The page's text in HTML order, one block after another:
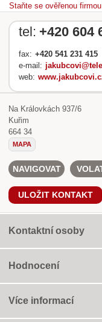
Staňte se ověřenou
tel: +420 604
fax: +420 541 231 415
e-mail:
web:
Na Královkách 937/6
Kuřim
664 34
MAPA
NAVIGOVAT
ULOŽIT KONTAKT
Kontaktní osoby
Hodnocení
Více informací